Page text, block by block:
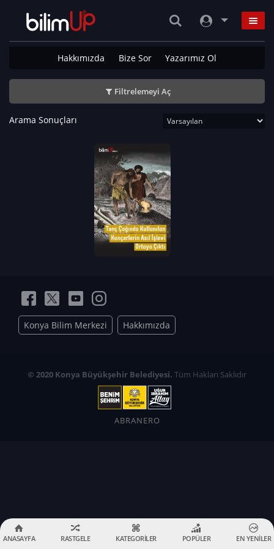
Hakkımızda Bize Sor Yazarımız Ol
Filtrelemeyi Aç
Arama Sonuçları
Konya Bilim Merkezi Hakkımızda
© 2020 Konya Büyükşehir Belediyesi. Tüm Hakları Saklıdır
ABRANERO
ANASAYFA RASTGELE KATEGORİLER POPÜLER EN YENİLER